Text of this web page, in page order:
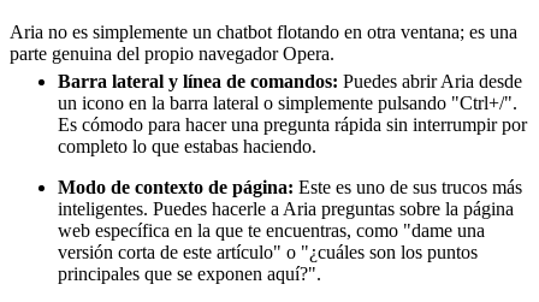
Aria no es simplemente un chatbot flotando en otra ventana; es una
parte genuina del propio navegador Opera.
Barra lateral y línea de comandos: Puedes abrir Aria desde
un icono en la barra lateral o simplemente pulsando "Ctrl+/".
Es cómodo para hacer una pregunta rápida sin interrumpir por
completo lo que estabas haciendo.
Modo de contexto de página: Este es uno de sus trucos más
inteligentes. Puedes hacerle a Aria preguntas sobre la página
web específica en la que te encuentras, como "dame una
versión corta de este artículo" o "¿cuáles son los puntos
principales que se exponen aquí?".